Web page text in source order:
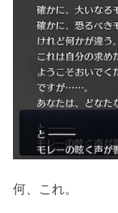
何、これ。